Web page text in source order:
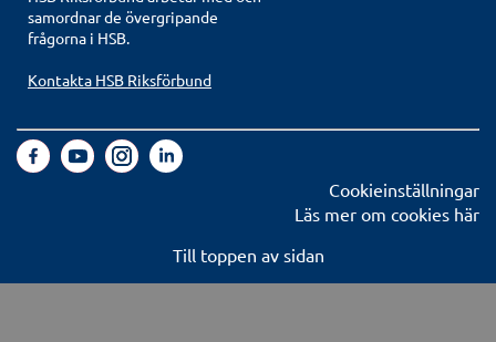
samordnar de övergripande
frågorna i HSB.
Kontakta HSB Riksförbund
Cookieinställningar
Läs mer om cookies här
Till toppen av sidan